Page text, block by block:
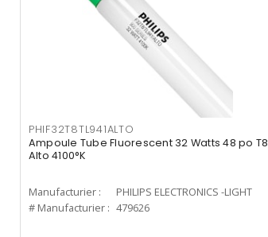
PHIF32T8TL941ALTO
Ampoule Tube Fluorescent 32 Watts 48 po T8
Alto 4100°K
Manufacturier :
PHILIPS ELECTRONICS -LIGHT
# Manufacturier : 479626